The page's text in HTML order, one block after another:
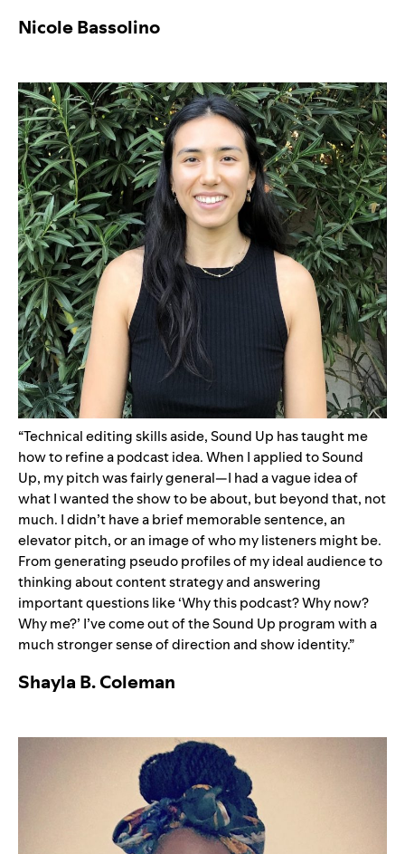
Nicole Bassolino
“Technical editing skills aside, Sound Up has taught me
how to refine a podcast idea. When I applied to Sound
Up, my pitch was fairly general—I had a vague idea of
what I wanted the show to be about, but beyond that, not
much. I didn’t have a brief memorable sentence, an
elevator pitch, or an image of who my listeners might be.
From generating pseudo profiles of my ideal audience to
thinking about content strategy and answering
important questions like ‘Why this podcast? Why now?
Why me?’ I’ve come out of the Sound Up program with a
much stronger sense of direction and show identity.”
Shayla B. Coleman